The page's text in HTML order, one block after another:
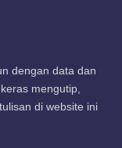
dengan data dan
mengutip,
di website ini